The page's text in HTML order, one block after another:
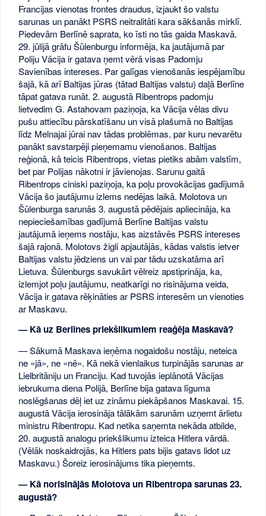
Francijas vienotas frontes draudus, izjaukt šo valstu
sarunas un panākt PSRS neitralitāti kara sākšanās mirklī.
Piedevām Berlīnē saprata, ko īsti no tās gaida Maskavā.
29. jūlijā grāfu Šūlenburgu informēja, ka jautājumā par
Poliju Vācija ir gatava ņemt vērā visas Padomju
Savienības intereses. Par galīgas vienošanās iespējamību
šajā, kā arī Baltijas jūras (tātad Baltijas valstu) daļā Berlīne
tāpat gatava runāt. 2. augustā Ribentrops padomju
lietvedim G. Astahovam paziņoja, ka Vācija vēlas divu
pušu attiecību pārskatīšanu un visā plašumā no Baltijas
līdz Melnajai jūrai nav tādas problēmas, par kuru nevarētu
panākt savstarpēji pieņemamu vienošanos. Baltijas
reģionā, kā teicis Ribentrops, vietas pietiks abām valstīm,
bet par Polijas nākotni ir jāvienojas. Sarunu gaitā
Ribentrops ciniski paziņoja, ka poļu provokācijas gadījumā
Vācija šo jautājumu izlems nedējas laikā. Molotova un
Šūlenburga sarunās 3. augustā pēdējais apliecināja, ka
nepieciešamības gadījumā Berlīne Baltijas valstu
jautājumā ieņems nostāju, kas aizstāvēs PSRS intereses
šajā rajonā. Molotovs žigli apjautājās, kādas valstis ietver
Baltijas valstu jēdziens un vai par tādu uzskatāma arī
Lietuva. Šūlenburgs savukārt vēlreiz apstiprināja, ka,
izlemjot poļu jautājumu, neatkarīgi no risinājuma veida,
Vācija ir gatava rēķināties ar PSRS interesēm un vienoties
ar Maskavu.
— Kā uz Berlīnes priekšlikumiem reaģēja Maskavā?
— Sākumā Maskava ieņēma nogaidošu nostāju, neteica
ne «jā», ne «nē». Kā nekā vienlaikus turpinājās sarunas ar
Lielbritāniju un Franciju. Kad tuvojās ieplānotā Vācijas
iebrukuma diena Polijā, Berlīne bija gatava līguma
noslēgšanas dēļ iet uz zināmu piekāpšanos Maskavai. 15.
augustā Vācija ierosināja tālākām sarunām uzņemt ārlietu
ministru Ribentropu. Kad netika saņemta nekāda atbilde,
20. augustā analogu priekšlikumu izteica Hitlera vārdā.
(Vēlāk noskaidrojās, ka Hitlers pats bijis gatavs lidot uz
Maskavu.) Šoreiz ierosinājums tika pieņemts.
— Kā norisinājās Molotova un Ribentropa sarunas 23.
augustā?